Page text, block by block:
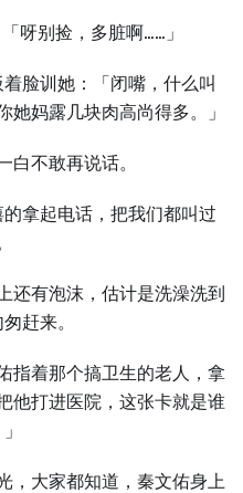
呀别捡，多脏啊……」
脸训她：「闭嘴，什么叫
她妈露几块肉高尚得多。」
白不敢再说话。
拿起电话，把我们都叫过
还有泡沫，估计是洗澡洗到
赶来。
指着那个搞卫生的老人，拿
他打进医院，这张卡就是谁
，大家都知道，秦文佑身上